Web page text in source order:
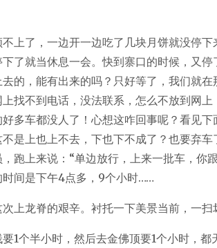
上了，一边开一边吃了几块月饼就没停
了就当休息一会。快到寨口的时候，又
的，能有出来的吗？只好等了，我们就
找不到电话，没法联系，怎么不放到网
多车都没人了！心想这咋回事呢？看见
不是上也上不去，下也下不成了？也要弃
跑上来说：“单边放行，上来一批车，你
间是下午4点多，9个小时……
上龙脊的艰辛。衬托一下美景当前，一扫
1个半小时，然后去金佛顶要1个小时，